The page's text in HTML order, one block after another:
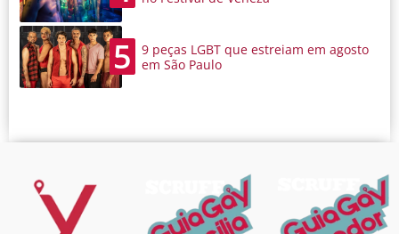
5
9 peças LGBT que estreiam em agosto
em São Paulo